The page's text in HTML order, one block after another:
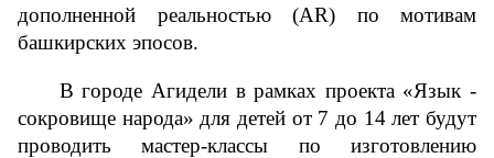
дополненной реальностью (AR) по мотивам
башкирских эпосов.
В городе Агидели в рамках проекта «Язык -
сокровище народа» для детей от 7 до 14 лет будут
проводить мастер-классы по изготовлению